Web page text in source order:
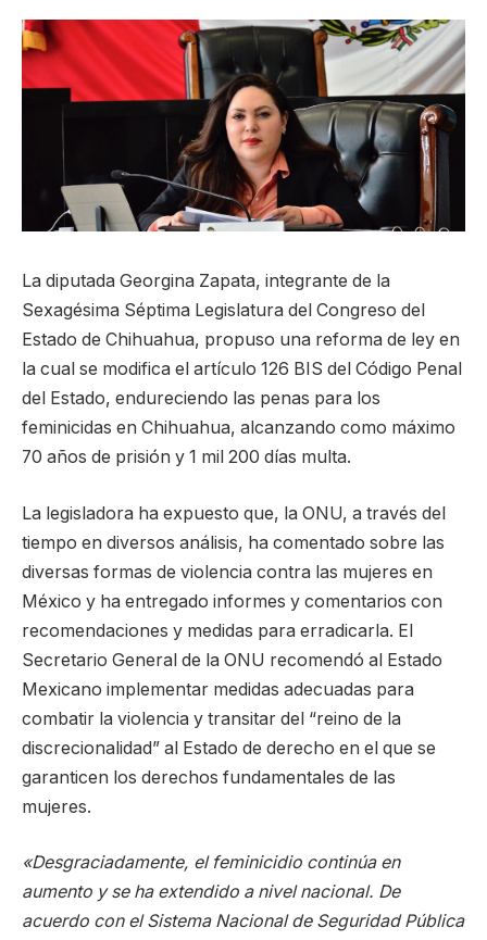
La diputada Georgina Zapata, integrante de la
Sexagésima Séptima Legislatura del Congreso del
Estado de Chihuahua, propuso una reforma de ley en
la cual se modifica el artículo 126 BIS del Código Penal
del Estado, endureciendo las penas para los
feminicidas en Chihuahua, alcanzando como máximo
70 años de prisión y 1 mil 200 días multa.
La legisladora ha expuesto que, la ONU, a través del
tiempo en diversos análisis, ha comentado sobre las
diversas formas de violencia contra las mujeres en
México y ha entregado informes y comentarios con
recomendaciones y medidas para erradicarla. El
Secretario General de la ONU recomendó al Estado
Mexicano implementar medidas adecuadas para
combatir la violencia y transitar del “reino de la
discrecionalidad” al Estado de derecho en el que se
garanticen los derechos fundamentales de las
mujeres.
«Desgraciadamente, el feminicidio continúa en
aumento y se ha extendido a nivel nacional. De
acuerdo con el Sistema Nacional de Seguridad Pública